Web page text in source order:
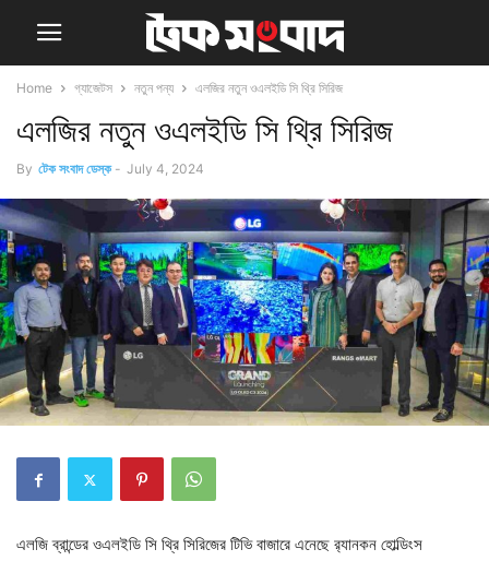
Home গ্যাজেটস নতুন পন্য এলজির নতুন ওএলইডি সি থ্রি সিরিজ
এলজির নতুন ওএলইডি সি থ্রি সিরিজ
By টেক সংবাদ ডেস্ক - July 4, 2024
এলজি ব্রান্ডের ওএলইডি সি থ্রি সিরিজের টিভি বাজারে এনেছে র‍্যানকন হোল্ডিংস